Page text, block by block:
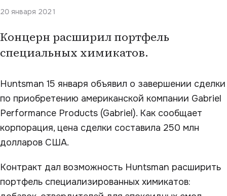
20 января 2021
Концерн расширил портфель
специальных химикатов.
Huntsman 15 января объявил о завершении сделки
по приобретению американской компании Gabriel
Performance Products (Gabriel). Как сообщает
корпорация, цена сделки составила 250 млн
долларов США.
Контракт дал возможность Huntsman расширить
портфель специализированных химикатов: